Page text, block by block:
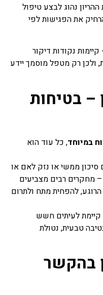
נהוג לבצע טיפול
את הפגישות לפי
קיימות נקודות דיקור
ולכן רק מטפל מוסמך יידע
– בטיחות
במיוחד, כל עוד הוא
ממשי או נזק לאם או
מחקרים רבים מצביעים
להפחית מתח ולתרום
קיימת לעיתים חשש
טבעית, נטולת
בהקשר